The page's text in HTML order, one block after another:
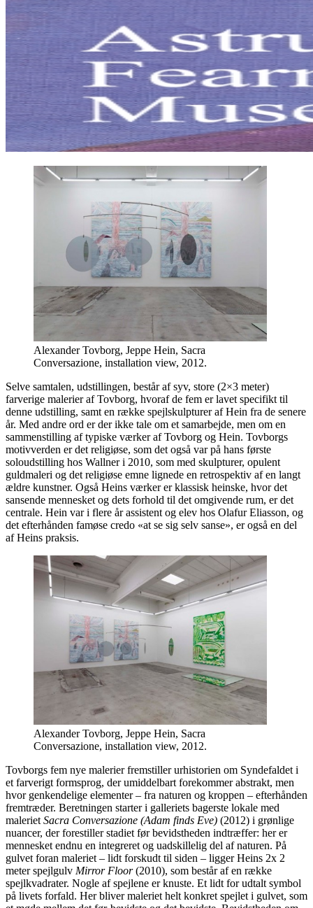
Alexander Tovborg, Jeppe Hein, Sacra
Conversazione, installation view, 2012.
Selve samtalen, udstillingen, består af syv, store (2×3 meter)
farverige malerier af Tovborg, hvoraf de fem er lavet specifikt til
denne udstilling, samt en række spejlskulpturer af Hein fra de senere
år. Med andre ord er der ikke tale om et samarbejde, men om en
sammenstilling af typiske værker af Tovborg og Hein. Tovborgs
motivverden er det religiøse, som det også var på hans første
soloudstilling hos Wallner i 2010, som med skulpturer, opulent
guldmaleri og det religiøse emne lignede en retrospektiv af en langt
ældre kunstner. Også Heins værker er klassisk heinske, hvor det
sansende mennesket og dets forhold til det omgivende rum, er det
centrale. Hein var i flere år assistent og elev hos Olafur Eliasson, og
det efterhånden famøse credo «at se sig selv sanse», er også en del
af Heins praksis.
Alexander Tovborg, Jeppe Hein, Sacra
Conversazione, installation view, 2012.
Tovborgs fem nye malerier fremstiller urhistorien om Syndefaldet i
et farverigt formsprog, der umiddelbart forekommer abstrakt, men
hvor genkendelige elementer – fra naturen og kroppen – efterhånden
fremtræder. Beretningen starter i galleriets bagerste lokale med
maleriet Sacra Conversazione (Adam finds Eve) (2012) i grønlige
nuancer, der forestiller stadiet før bevidstheden indtræffer: her er
mennesket endnu en integreret og uadskillelig del af naturen. På
gulvet foran maleriet – lidt forskudt til siden – ligger Heins 2x 2
meter spejlgulv Mirror Floor(2010), som består af en række
spejlkvadrater. Nogle af spejlene er knuste. Et lidt for udtalt symbol
på livets forfald. Her bliver maleriet helt konkret spejlet i gulvet, som